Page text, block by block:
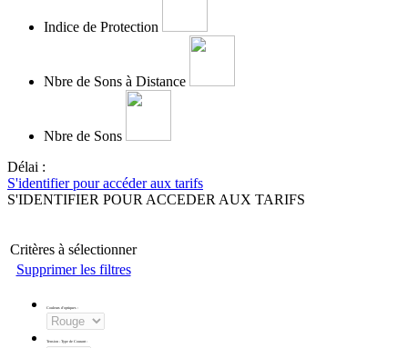
Indice de Protection
Nbre de Sons à Distance
Nbre de Sons
Délai :
S'identifier pour accéder aux tarifs
S'IDENTIFIER POUR ACCEDER AUX TARIFS
Critères à sélectionner
Supprimer les filtres
Couleurs d'optiques :
Tension - Type de Courant :